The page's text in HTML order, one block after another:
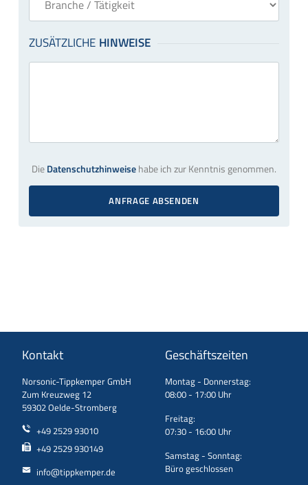
DieDatenschutzhinweisehabe ich zur Kenntnis genommen.
ANFRAGE ABSENDEN
Kontakt
Norsonic-Tippkemper GmbH
Zum Kreuzweg 12
59302 Oelde-Stromberg
+49 2529 93010
+49 2529 930149
info@tippkemper.de
Geschäftszeiten
Montag - Donnerstag:
08:00 - 17:00 Uhr
Freitag:
07:30 - 16:00 Uhr
Samstag - Sonntag:
Büro geschlossen